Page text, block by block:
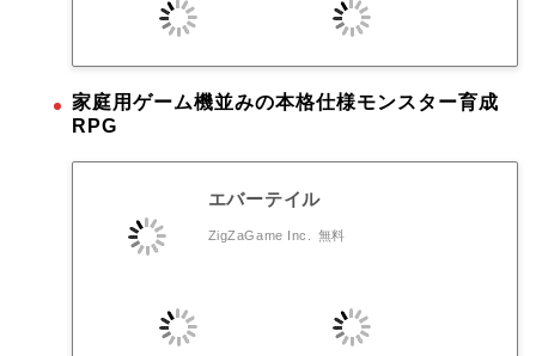
家庭用ゲーム機並みの本格仕様モンスター育成
RPG
エバーテイル
ZigZaGame Inc. 無料